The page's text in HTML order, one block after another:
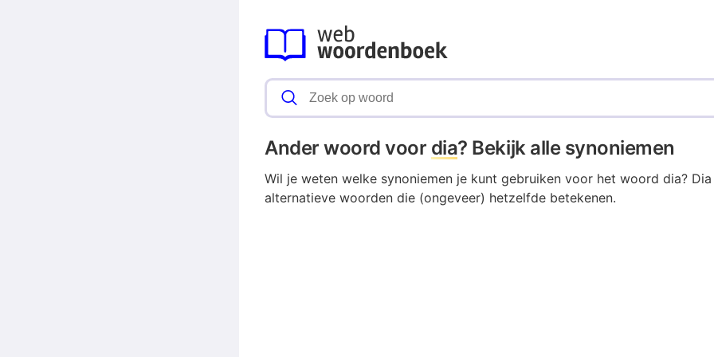
Ander woord voor dia? Bekijk alle synoniemen
Wil je weten welke synoniemen je kunt gebruiken voor het woord dia?
alternatieve woorden die (ongeveer) hetzelfde betekenen.